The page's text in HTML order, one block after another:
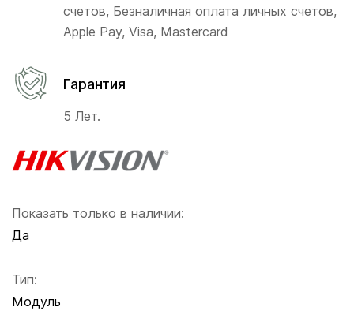
Показать только в наличии:
Да
Тип:
Модуль
счетов, Безналичная оплата личных счетов,
Apple Pay, Visa, Mastercard
Гарантия
5 Лет.